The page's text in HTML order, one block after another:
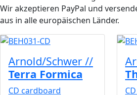
Wir akzeptieren PayPal und
aus in alle europäischen Länder.
Arnold/Schwer //
Terra Formica
CD cardboard